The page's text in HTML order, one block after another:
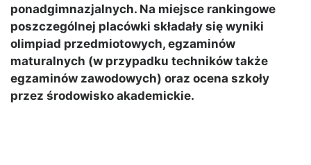
ponadgimnazjalnych. Na miejsce rankingowe
poszczególnej placówki składały się wyniki
olimpiad przedmiotowych, egzaminów
maturalnych (w przypadku techników także
egzaminów zawodowych) oraz ocena szkoły
przez środowisko akademickie.